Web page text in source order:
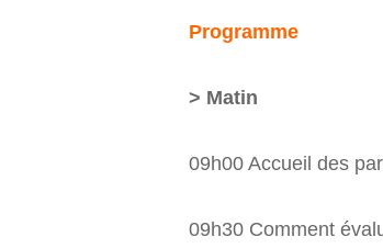
Programme
> Matin
09h00 Accueil des
09h30 Comment